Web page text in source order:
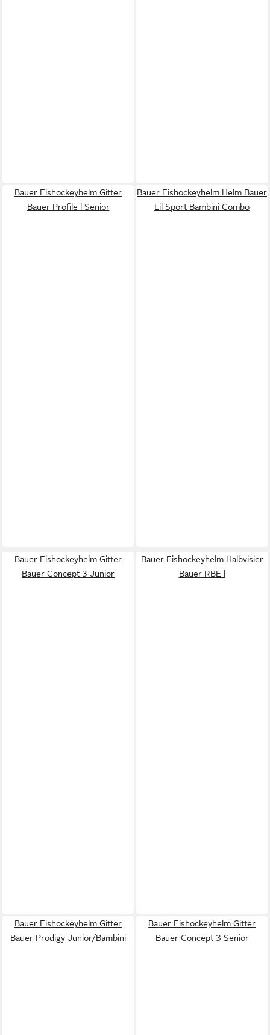
Bauer Eishockeyhelm Gitter
Bauer Profile l Senior
Bauer Eishockeyhelm Helm Bauer
Lil Sport Bambini Combo
Bauer Eishockeyhelm Gitter
Bauer Concept 3 Junior
Bauer Eishockeyhelm Halbvisier
Bauer RBE l
Bauer Eishockeyhelm Gitter
Bauer Prodigy Junior/Bambini
Bauer Eishockeyhelm Gitter
Bauer Concept 3 Senior